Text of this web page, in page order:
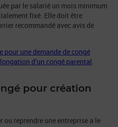
par le salarié un mois minimum
fixé. Elle doit être
recommandé avec avis de
pour une demande de congé
d’un congé parental
pour création
ou reprendre une entreprise a le